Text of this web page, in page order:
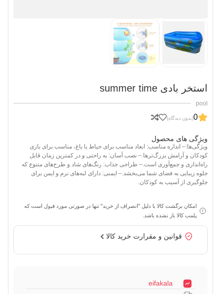
استخر بادی summer time
pool
0(بدون دیدگاه)
ویژگی های محصول
ویژگی‌ها:– اندازه مناسب: ابعاد مناسب برای حیاط یا باغ، مناسب برای بازی
کودکان و آرامش بزرگ‌ترها. – نصب آسان: به راحتی و در کمترین زمان قابل
راه‌اندازی و جمع‌آوری است. – طراحی جذاب: رنگ‌های شاد و طرح‌های متنوع که
جلوه زیبایی به فضای شما می‌بخشد. – ایمنی: دارای لبه‌های نرم و ایمن برای
جلوگیری از آسیب به کودکان.
امکان برگشت کالا با دلیل "انصراف از خرید" تنها در صورتی مورد قبول است که
پلمب کالا باز نشده باشد.
قوانین و مقرارت خرید کالا
eifakala